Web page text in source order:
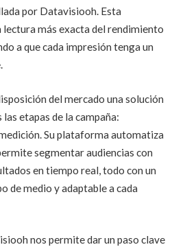
por Datavisiooh. Esta
más exacta del rendimiento
a que cada impresión tenga un
del mercado una solución
etapas de la campaña:
Su plataforma automatiza
segmentar audiencias con
en tiempo real, todo con un
de medio y adaptable a cada
nos permite dar un paso clave